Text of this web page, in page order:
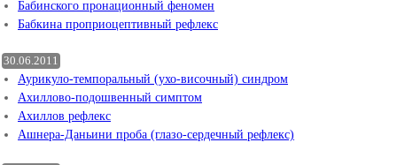
Бабинского пронационный феномен
Бабкина проприоцептивный рефлекс
30.06.2011
Аурикуло-темпоральный (ухо-височный) синдром
Ахиллово-подошвенный симптом
Ахиллов рефлекс
Ашнера-Даньини проба (глазо-сердечный рефлекс)